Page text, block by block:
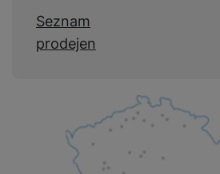
Seznam
prodejen